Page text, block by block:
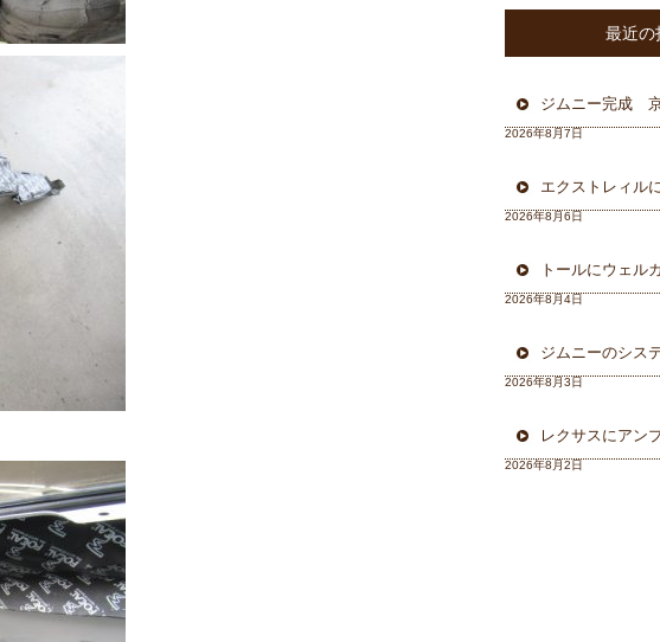
最近の
ジムニー完成
2026年8月7日
2026年8月6日
2026年8月4日
ジムニーのシス
2026年8月3日
レクサスにアン
2026年8月2日